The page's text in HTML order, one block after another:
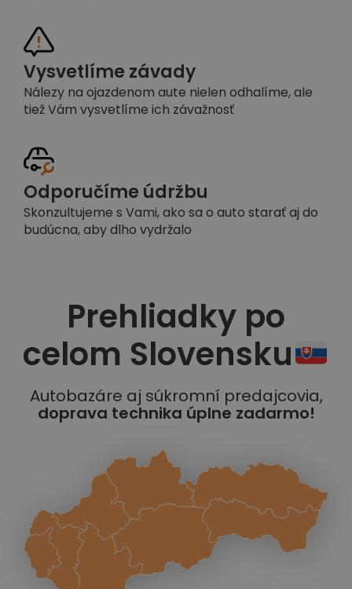
Vysvetlíme závady
Nálezy na ojazdenom aute nielen odhalíme, ale
tiež Vám vysvetlíme ich závažnosť
Odporučíme údržbu
Skonzultujeme s Vami, ako sa o auto starať aj do
budúcna, aby dlho vydržalo
Prehliadky po
celom Slovensku
Autobazáre aj súkromní predajcovia,
doprava technika úplne zadarmo!